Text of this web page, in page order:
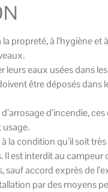
propreté, à l’hygiène et
eaux usées dans
être déposés
d’incendie,
usage.
condition qu’il soit
est interdit au
accord exprès de
par des moyens